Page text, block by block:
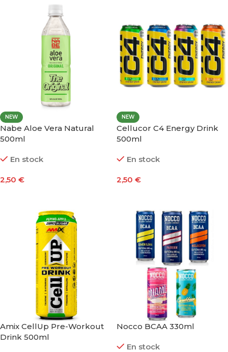
NEW
Nabe Aloe Vera Natural
500ml
En stock
2,50 €
NEW
Cellucor C4 Energy Drink
500ml
En stock
2,50 €
Amix CellUp Pre-Workout
Drink 500ml
Nocco BCAA 330ml
En stock